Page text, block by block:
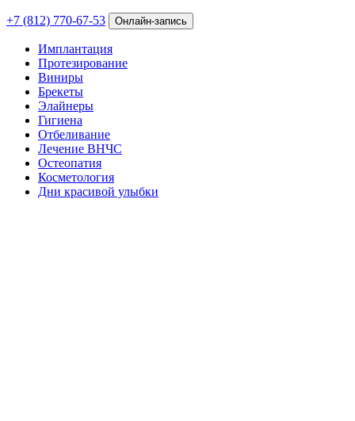
+7 (812) 770-67-53 Онлайн-запись
Имплантация
Протезирование
Виниры
Брекеты
Элайнеры
Гигиена
Отбеливание
Лечение ВНЧС
Остеопатия
Косметология
Дни красивой улыбки